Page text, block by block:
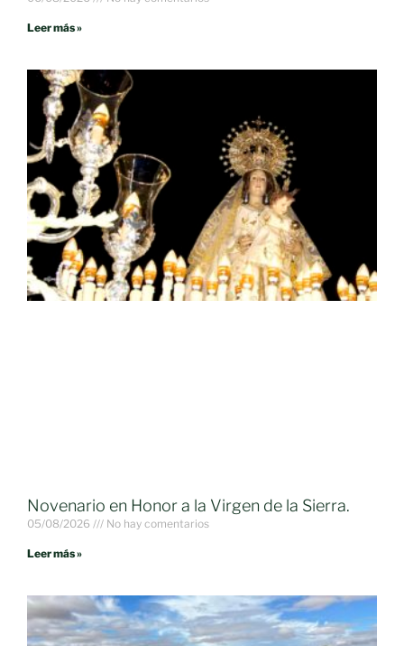
Leer más »
Novenario en Honor a la Virgen de la Sierra.
05/08/2026 No hay comentarios
Leer más »